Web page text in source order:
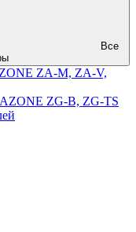
Все
ZA-M, ZA-V,
ZG-B, ZG-TS